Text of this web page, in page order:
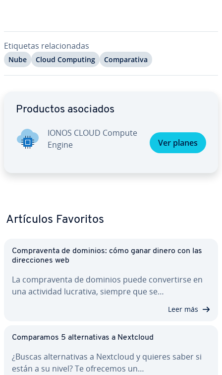
Etiquetas re­la­cio­na­das
Nube Cloud Computing Co­m­pa­ra­ti­va
Productos asociados
IONOS CLOUD Compute
Engine
Ver planes
Artículos Favoritos
Co­m­pra­ve­n­ta de dominios: cómo ganar dinero con las
di­re­c­cio­nes web
La co­m­pra­ve­n­ta de dominios puede co­n­ve­r­ti­r­se en
una actividad lucrativa, siempre que se…
Leer más
Co­m­pa­ra­mos 5 al­te­r­na­ti­vas a Nextcloud
¿Buscas al­te­r­na­ti­vas a Nextcloud y quieres saber si
están a su nivel? Te ofrecemos un…